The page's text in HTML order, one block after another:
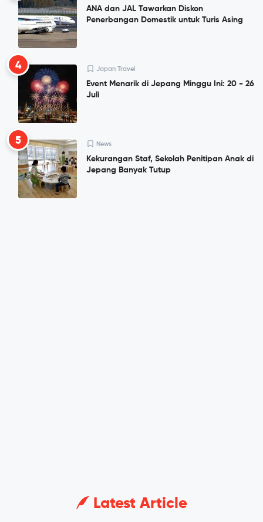
ANA dan JAL Tawarkan Diskon
Penerbangan Domestik untuk Turis Asing
4 Japan Travel
Event Menarik di Jepang Minggu Ini: 20 - 26
Juli
5 News
Kekurangan Staf, Sekolah Penitipan Anak di
Jepang Banyak Tutup
Latest Article